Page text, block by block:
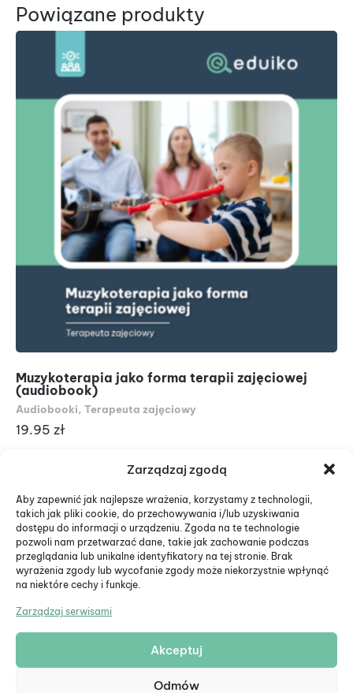
Zarządzaj zgodą
Aby zapewnić jak najlepsze wrażenia, korzystamy z technologii,
takich jak pliki cookie, do przechowywania i/lub uzyskiwania
dostępu do informacji o urządzeniu. Zgoda na te technologie
pozwoli nam przetwarzać dane, takie jak zachowanie podczas
przeglądania lub unikalne identyfikatory na tej stronie. Brak
wyrażenia zgody lub wycofanie zgody może niekorzystnie wpłynąć
na niektóre cechy i funkcje.
Zarządzaj serwisami
Akceptuj
Odmów
Powiązane produkty
Muzykoterapia jako forma terapii zajęciowej
(audiobook)
Audiobooki, Terapeuta zajęciowy
19.95 zł
© Eduiko. Wszystkie prawa zastrzeżone.